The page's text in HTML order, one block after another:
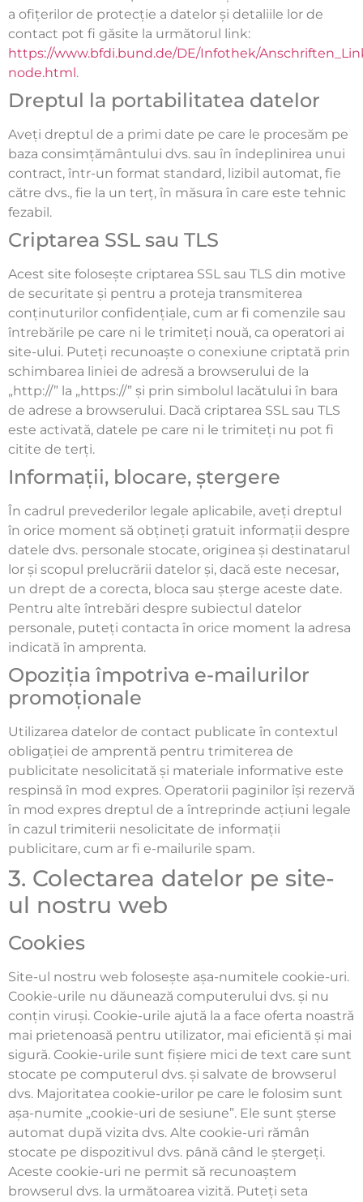
a ofițerilor de protecție a datelor și detaliile lor de
contact pot fi găsite la următorul link:
https://www.bfdi.bund.de/DE/Infothek/
node.html.
Dreptul la portabilitatea datelor
Aveți dreptul de a primi date pe care le procesăm pe
baza consimțământului dvs. sau în îndeplinirea unui
contract, într-un format standard, lizibil automat, fie
către dvs., fie la un terț, în măsura în care este tehnic
fezabil.
Criptarea SSL sau TLS
Acest site folosește criptarea SSL sau TLS din motive
de securitate și pentru a proteja transmiterea
conținuturilor confidențiale, cum ar fi comenzile sau
întrebările pe care ni le trimiteți nouă, ca operatori ai
site-ului. Puteți recunoaște o conexiune criptată prin
schimbarea liniei de adresă a browserului de la
„http://” la „https://” și prin simbolul lacătului în bara
de adrese a browserului. Dacă criptarea SSL sau TLS
este activată, datele pe care ni le trimiteți nu pot fi
citite de terți.
Informații, blocare, ștergere
În cadrul prevederilor legale aplicabile, aveți dreptul
în orice moment să obțineți gratuit informații despre
datele dvs. personale stocate, originea și destinatarul
lor și scopul prelucrării datelor și, dacă este necesar,
un drept de a corecta, bloca sau șterge aceste date.
Pentru alte întrebări despre subiectul datelor
personale, puteți contacta în orice moment la adresa
indicată în amprenta.
Opoziția împotriva e-mailurilor
promoționale
Utilizarea datelor de contact publicate în contextul
obligației de amprentă pentru trimiterea de
publicitate nesolicitată și materiale informative este
respinsă în mod expres. Operatorii paginilor își rezervă
în mod expres dreptul de a întreprinde acțiuni legale
în cazul trimiterii nesolicitate de informații
publicitare, cum ar fi e-mailurile spam.
3. Colectarea datelor pe site-
ul nostru web
Cookies
Site-ul nostru web folosește așa-numitele cookie-uri.
Cookie-urile nu dăunează computerului dvs. și nu
conțin viruși. Cookie-urile ajută la a face oferta noastră
mai prietenoasă pentru utilizator, mai eficientă și mai
sigură. Cookie-urile sunt fișiere mici de text care sunt
stocate pe computerul dvs. și salvate de browserul
dvs. Majoritatea cookie-urilor pe care le folosim sunt
așa-numite „cookie-uri de sesiune”. Ele sunt șterse
automat după vizita dvs. Alte cookie-uri rămân
stocate pe dispozitivul dvs. până când le ștergeți.
Aceste cookie-uri ne permit să recunoaștem
browserul dvs. la următoarea vizită. Puteți seta